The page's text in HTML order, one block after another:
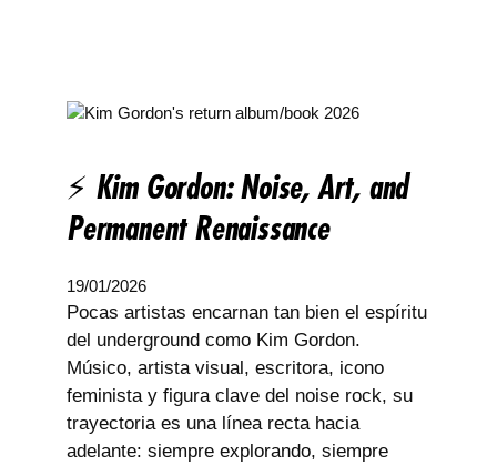
⚡ Kim Gordon: Noise, Art, and
Permanent Renaissance
19/01/2026
Pocas artistas encarnan tan bien el espíritu
del underground como Kim Gordon.
Músico, artista visual, escritora, icono
feminista y figura clave del noise rock, su
trayectoria es una línea recta hacia
adelante: siempre explorando, siempre